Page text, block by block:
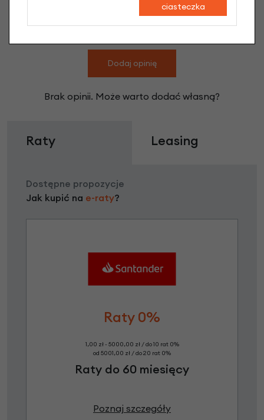
Hulajnoga dla dzieci Micro Sprite LED
Silverchrome LED opinie
Dodaj opinię
Brak opinii. Może warto dodać własną?
Raty Leasing
Dostępne propozycje
Jak kupić na e-raty?
Raty 0%
1,00 zł - 5000,00 zł / do 10 rat 0%
od 5001,00 zł / do 20 rat 0%
Raty do 60 miesięcy
Poznaj szczegóły
ciasteczka